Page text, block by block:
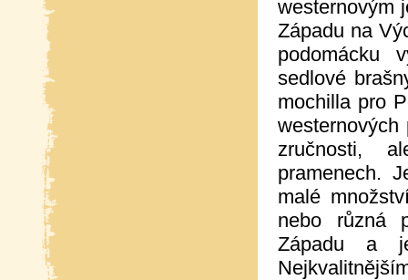
westernovým
Západu na
podomácku
sedlové
mochilla pro
zručnosti,
pramenech.
malé
nebo různá
Západu a